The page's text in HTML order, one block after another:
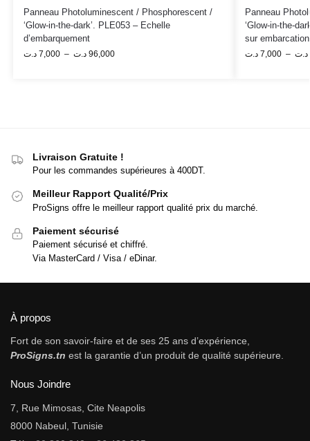
Panneau Photoluminescent / Phosphorescent /
‘Glow-in-the-dark’. PLE053 – Echelle
d’embarquement
7,000 د.ت – 96,000 د.ت
Panneau
‘Glow-in-the-
sur
7,000 د.ت – د.ت
Livraison Gratuite !
Pour les commandes supérieures à 400DT.
Meilleur Rapport Qualité/Prix
ProSigns offre le meilleur rapport qualité prix du marché.
Paiement sécurisé
Paiement sécurisé et chiffré.
Via MasterCard / Visa / eDinar.
À propos
Fort de son savoir-faire et de ses 25 ans d’expérience,
ProSigns.tn est la garantie d’un produit de qualité supérieure.
Nous Joindre
7, Rue Mimosas, Cite Neapolis
8000 Nabeul, Tunisie